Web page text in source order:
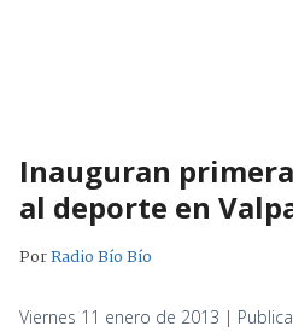
Inauguran
al deporte en
PorRadio Bío Bío
Viernes 11 enero de 2013 |